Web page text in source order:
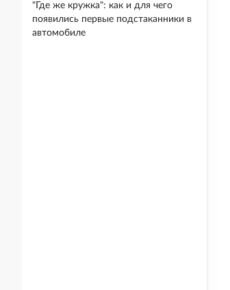
"Где же кружка": как и для чего
появились первые подстаканники в
автомобиле